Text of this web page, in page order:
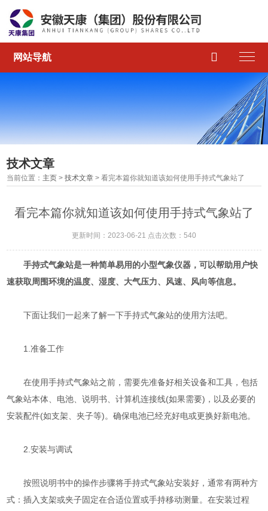
网站导航 
技术文章
当前位置： 主页 >技术文章 > 看完本篇你就知道该如何使用手持式气象站了
看完本篇你就知道该如何使用手持式气象站了
更新时间：2023-06-21 点击次数：540
手持式气象站是一种简单易用的小型气象仪器，可以帮助用户快
速获取周围环境的温度、湿度、大气压力、风速、风向等信息。
下面让我们一起来了解一下手持式气象站的使用方法吧。
1.准备工作
在使用手持式气象站之前，需要先准备好相关设备和工具，包括
气象站本体、电池、说明书、计算机连接线(如果需要)，以及必要的
安装配件(如支架、夹子等)。确保电池已经充好电或更换好新电池。
2.安装与调试
按照说明书中的操作步骤将手持式气象站安装好，通常有两种方
式：插入支架或夹子固定在合适位置或手持移动测量。在安装过程